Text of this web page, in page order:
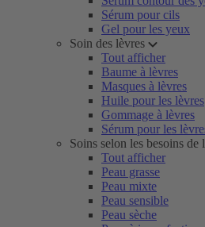
Sérum pour cils
Gel pour les yeux
Soin des lèvres
Tout afficher
Baume à lèvres
Masques à lèvres
Huile pour les lèvres
Gommage à lèvres
Sérum pour les
Soins selon les besoins de
Tout afficher
Peau grasse
Peau mixte
Peau sensible
Peau sèche